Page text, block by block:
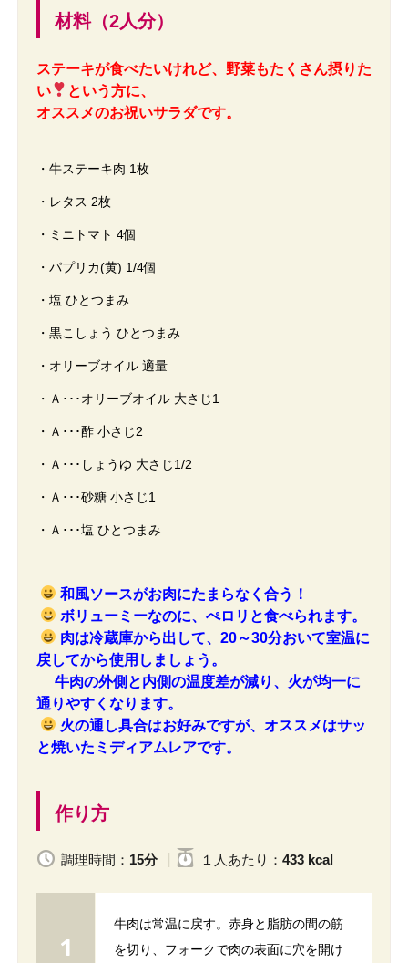
材料（2人分）
ステーキが食べたいけれど、野菜もたくさん摂りた
い
という方に、
オススメのお祝いサラダです。
・牛ステーキ肉 1枚
・レタス 2枚
・ミニトマト 4個
・パプリカ(黄) 1/4個
・塩 ひとつまみ
・黒こしょう ひとつまみ
・オリーブオイル 適量
・Ａ･･･オリーブオイル 大さじ1
・Ａ･･･酢 小さじ2
・Ａ･･･しょうゆ 大さじ1/2
・Ａ･･･砂糖 小さじ1
・Ａ･･･塩 ひとつまみ
和風ソースがお肉にたまらなく合う！
ボリューミーなのに、ぺロリと食べられます。
肉は冷蔵庫から出して、20～30分おいて室温に
戻してから使用しましょう。
牛肉の外側と内側の温度差が減り、火が均一に
通りやすくなります。
火の通し具合はお好みですが、オススメはサッ
と焼いたミディアムレアです。
作り方
調理時間： 15分 １人 あたり ： 433 kcal
牛肉は常温に戻す。赤身と脂肪の間の筋
を切り、フォークで肉の表面に穴を開け